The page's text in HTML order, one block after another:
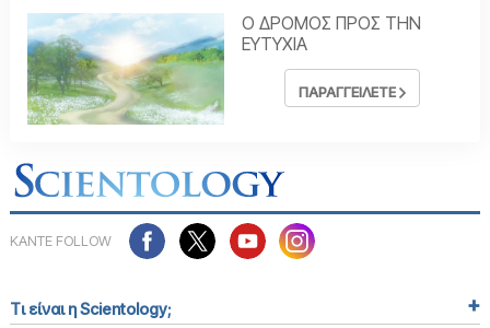
Ο ΔΡΟΜΟΣ ΠΡΟΣ ΤΗΝ
ΕΥΤΥΧΙΑ
ΠΑΡΑΓΓΕΙΛΕΤΕ
ΚΑΝΤΕ FOLLOW
Τι είναι η Scientology;